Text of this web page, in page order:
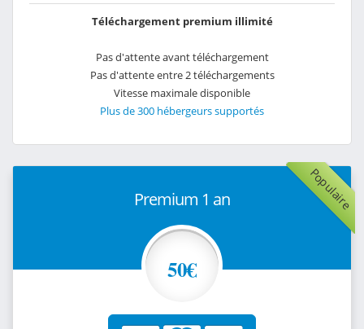
Téléchargement premium illimité
Pas d'attente avant téléchargement
Pas d'attente entre 2 téléchargements
Vitesse maximale disponible
Plus de 300 hébergeurs supportés
Populaire
Premium 1 an
50€